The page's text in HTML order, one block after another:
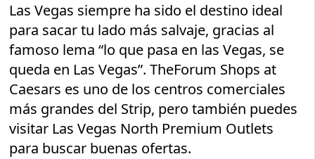
Las Vegas siempre ha sido el destino ideal
para sacar tu lado más salvaje, gracias al
famoso lema “lo que pasa en las Vegas, se
queda en Las Vegas”. TheForum Shops at
Caesars es uno de los centros comerciales
más grandes del Strip, pero también puedes
visitar Las Vegas North Premium Outlets
para buscar buenas ofertas.